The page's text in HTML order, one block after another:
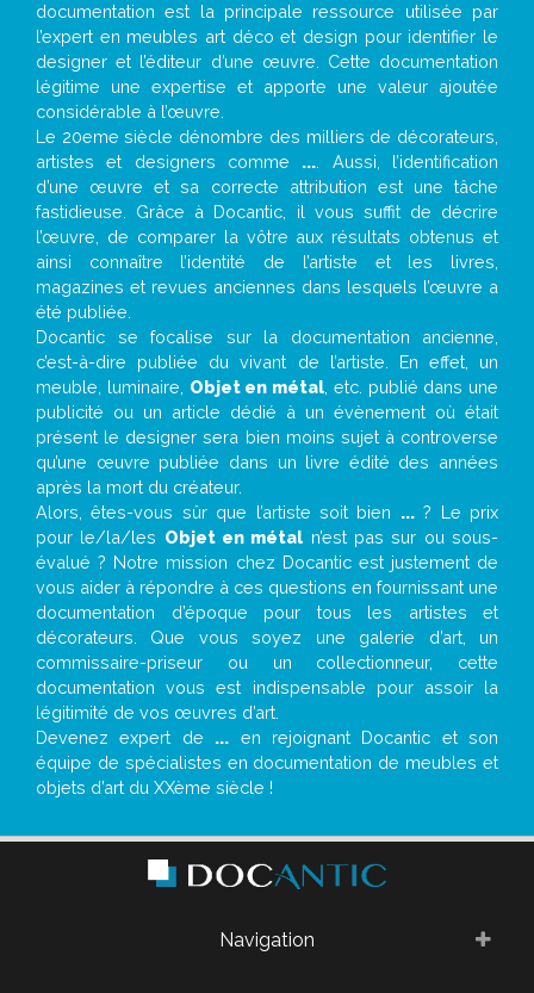
documentation est la principale ressource utilisée par
l’expert en meubles art déco et design pour identifier le
designer et l’éditeur d’une œuvre. Cette documentation
légitime une expertise et apporte une valeur ajoutée
considérable à l’œuvre.
Le 20eme siècle dénombre des milliers de décorateurs,
artistes et designers comme ... . Aussi, l’identification
d’une œuvre et sa correcte attribution est une tâche
fastidieuse. Grâce à Docantic, il vous suffit de décrire
l’œuvre, de comparer la vôtre aux résultats obtenus et
ainsi connaître l’identité de l’artiste et les livres,
magazines et revues anciennes dans lesquels l’œuvre a
été publiée.
Docantic se focalise sur la documentation ancienne,
c’est-à-dire publiée du vivant de l’artiste. En effet, un
meuble, luminaire, Objet en métal , etc. publié dans une
publicité ou un article dédié à un évènement où était
présent le designer sera bien moins sujet à controverse
qu’une œuvre publiée dans un livre édité des années
après la mort du créateur.
Alors, êtes-vous sûr que l’artiste soit bien ...? Le prix
pour le/la/les Objet en métal n’est pas sur ou sous-
évalué ? Notre mission chez Docantic est justement de
vous aider à répondre à ces questions en fournissant une
documentation d’époque pour tous les artistes et
décorateurs. Que vous soyez une galerie d’art, un
commissaire-priseur ou un collectionneur, cette
documentation vous est indispensable pour assoir la
légitimité de vos œuvres d’art.
Devenez expert de ... en rejoignant Docantic et son
équipe de spécialistes en documentation de meubles et
objets d’art du XXème siècle !
Navigation